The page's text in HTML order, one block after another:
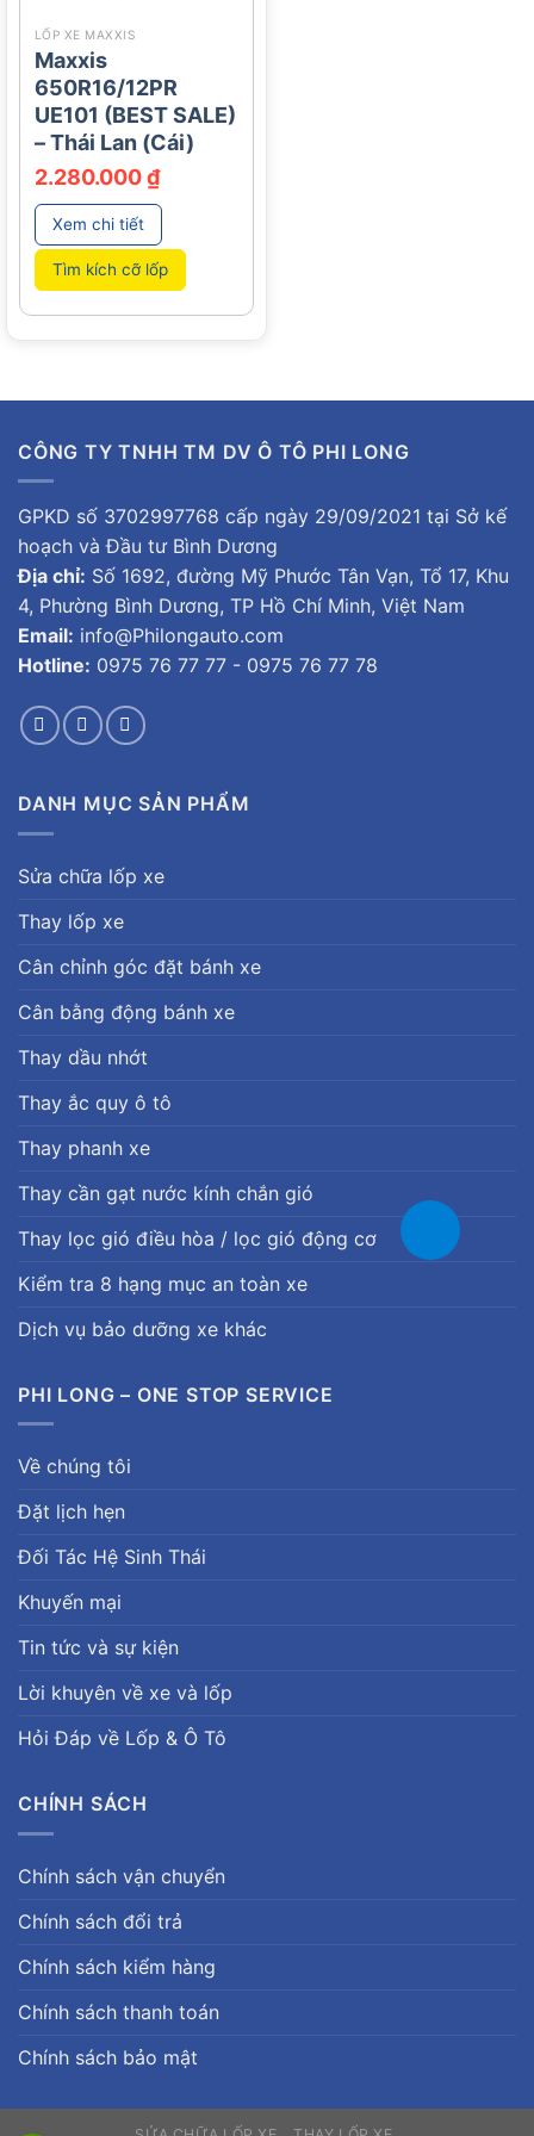
LỐP XE MAXXIS
Maxxis
650R16/12PR
UE101 (BEST SALE)
– Thái Lan (Cái)
2.280.000₫
Xem chi tiết
Tìm kích cỡ lốp
CÔNG TY TNHH TM DV Ô TÔ PHI LONG
GPKD số 3702997768 cấp ngày 29/09/2021 tại Sở kế
hoạch và Đầu tư Bình Dương
Địa chỉ: Số 1692, đường Mỹ Phước Tân Vạn, Tổ 17, Khu
4, Phường Bình Dương, TP Hồ Chí Minh, Việt Nam
Email: info@Philongauto.com
Hotline: 0975 76 77 77 - 0975 76 77 78
DANH MỤC SẢN PHẨM
Sửa chữa lốp xe
Thay lốp xe
Cân chỉnh góc đặt bánh xe
Cân bằng động bánh xe
Thay dầu nhớt
Thay ắc quy ô tô
Thay phanh xe
Thay cần gạt nước kính chắn gió
Thay lọc gió điều hòa / lọc gió động cơ
Kiểm tra 8 hạng mục an toàn xe
Dịch vụ bảo dưỡng xe khác
PHI LONG – ONE STOP SERVICE
Về chúng tôi
Đặt lịch hẹn
Đối Tác Hệ Sinh Thái
Khuyến mại
Tin tức và sự kiện
Lời khuyên về xe và lốp
Hỏi Đáp về Lốp & Ô Tô
CHÍNH SÁCH
Chính sách vận chuyển
Chính sách đổi trả
Chính sách kiểm hàng
Chính sách thanh toán
Chính sách bảo mật